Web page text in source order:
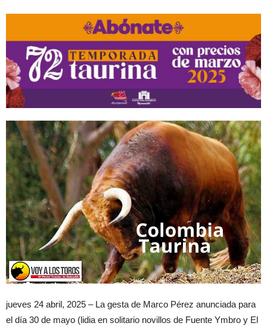
jueves 24 abril, 2025 – La gesta de Marco Pérez anunciada para
el día 30 de mayo (lidia en solitario novillos de Fuente Ymbro y El